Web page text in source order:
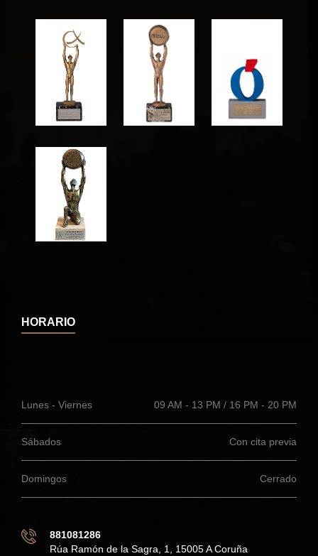
HORARIO
Lunes - Viernes 09 AM - 13 PM / 16 PM - 20 PM
Sábados Con cita previa
Domingos Cerrado
881081286
Rúa Ramón de la Sagra, 1, 15005 A Coruña